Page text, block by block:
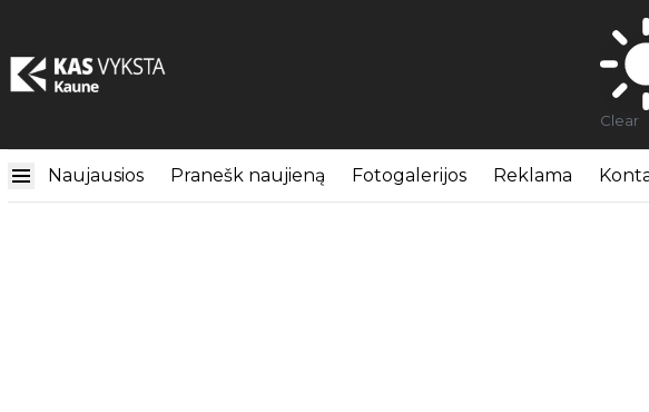
Clear
Naujausios Pranešk naujieną Fotogalerijos Reklama